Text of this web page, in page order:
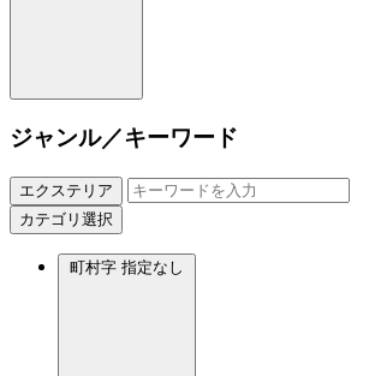
ジャンル／キーワード
エクステリア
カテゴリ選択
町村字 指定なし